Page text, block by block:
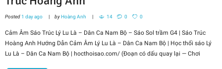
Posted 1 day ago byHoàng Anh 14 0 0
Cảm Âm Sáo Trúc Lý Lu Là – Dân Ca Nam Bộ – Sáo Sol trầm G4 | Sáo Trúc
Hoàng Anh Hướng Dẫn Cảm Âm Lý Lu Là – Dân Ca Nam Bộ | Học thổi sáo Lý
Lu Là – Dân Ca Nam Bộ | hocthoisao.com/ (Đoạn có dấu quay lại — Chơi